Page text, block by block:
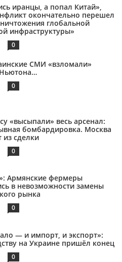
иранцы, а попал Китай»,
окончательно перешел
глобальной
инфраструктуры»
0
СМИ «взломали»
0
«высыпали» весь арсенал:
бомбардировка. Москва
из сделки
0
Армянские фермеры
в невозможности замены
рынка
0
— и импорт, и экспорт»:
на Украине пришёл конец
0